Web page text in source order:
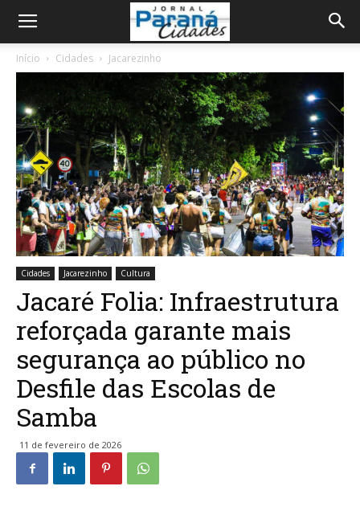
Início Cidades Jacarezinho
Cidades Jacarezinho Cultura
Jacaré Folia: Infraestrutura
reforçada garante mais
segurança ao público no
Desfile das Escolas de
Samba
11 de fevereiro de 2026